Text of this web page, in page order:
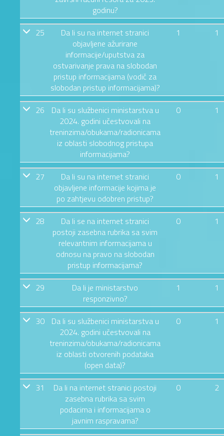
godinu?
25
Da li su na internet stranici
objavljene ažurirane
informacije/uputstva za
ostvarivanje prava na slobodan
pristup informacijama (vodič za
slobodan pristup informacijama)?
1 1
26
Da li su službenici ministarstva u
2024. godini učestvovali na
treninzima/obukama/radionicama
iz oblasti slobodnog pristupa
informacijama?
0 1
27
Da li su na internet stranici
objavljene informacije kojima je
po zahtjevu odobren pristup?
0 1
28
Da li se na internet stranici
postoji zasebna rubrika sa svim
relevantnim informacijama u
odnosu na pravo na slobodan
pristup informacijama?
0 1
29
Da li je ministarstvo
responzivno?
1 1
30
Da li su službenici ministarstva u
2024. godini učestvovali na
treninzima/obukama/radionicama
iz oblasti otvorenih podataka
(open data)?
0 1
31
Da li na internet stranici postoji
zasebna rubrika sa svim
podacima i informacijama o
javnim raspravama?
0 2